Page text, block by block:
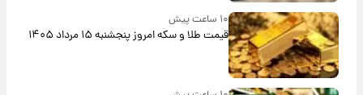
۱۰ ساعت پیش
قیمت طلا و سکه امروز پنجشنبه ۱۵ مرداد ۱۴۰۵